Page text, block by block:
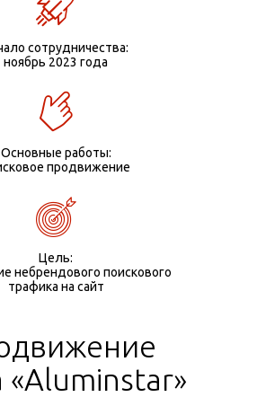
сотрудничества:
ноябрь 2023 года
Основные работы:
продвижение
Цель:
небрендового поискового
трафика на сайт
«Aluminstar»